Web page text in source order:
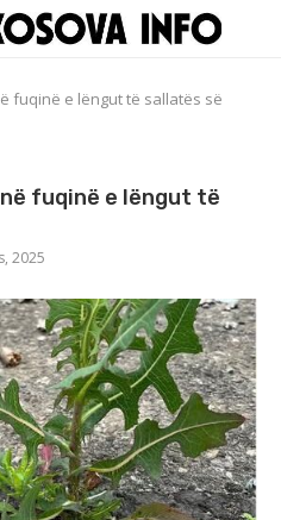
fuqinë e lëngut të sallatës së
fuqinë e lëngut të
2025